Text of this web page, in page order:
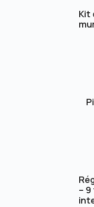
Kit
–